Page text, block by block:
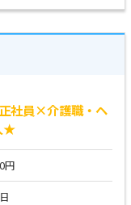
社員×介護職・ヘ
★
円